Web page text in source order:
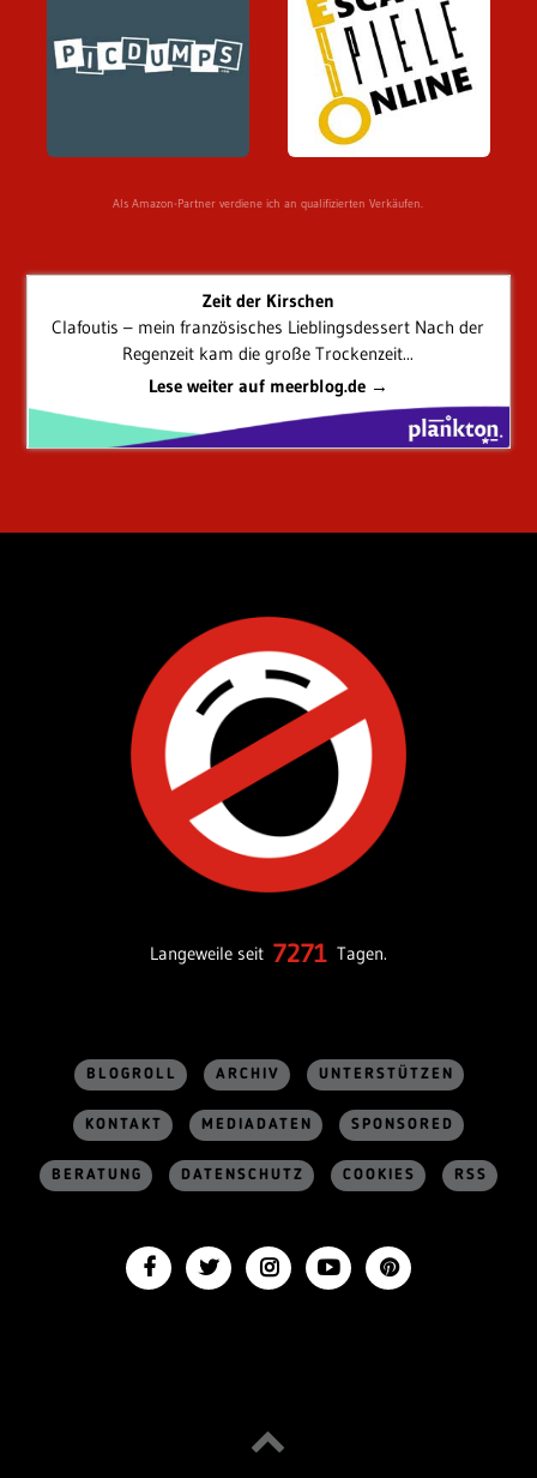
Als Amazon-Partner verdiene ich an qualifizierten Verkäufen.
Zeit der Kirschen
Clafoutis – mein französisches Lieblingsdessert Nach der
Regenzeit kam die große Trockenzeit...
Lese weiter auf meerblog.de →
Langeweile seit 7271 Tagen.
BLOGROLL ARCHIV UNTERSTÜTZEN
KONTAKT MEDIADATEN SPONSORED
BERATUNG DATENSCHUTZ COOKIES RSS